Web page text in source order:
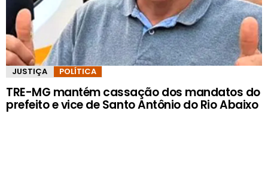
JUSTIÇA POLÍTICA
TRE-MG mantém cassação dos mandatos do
prefeito e vice de Santo Antônio do Rio Abaixo